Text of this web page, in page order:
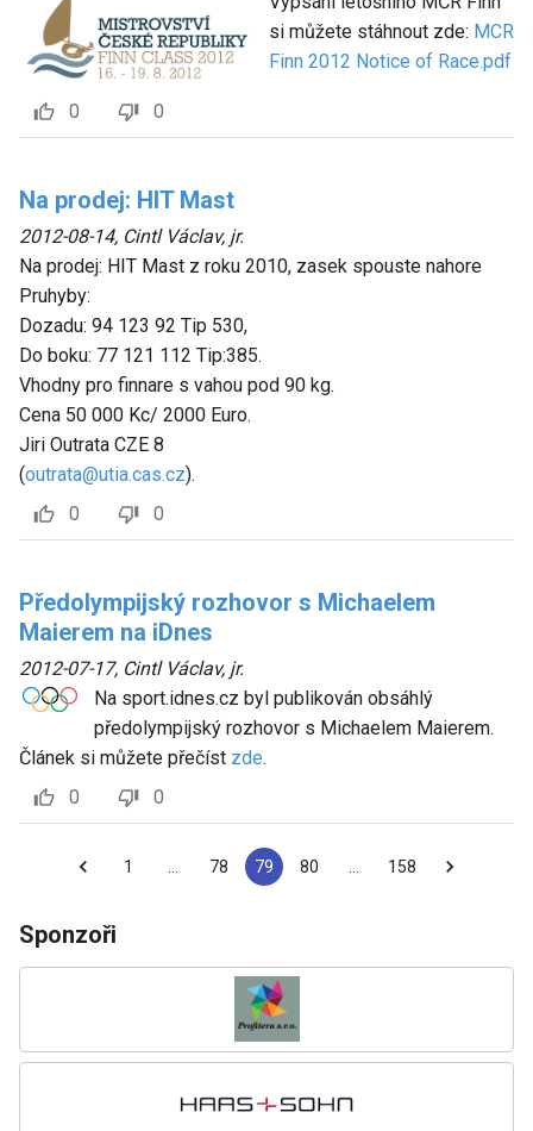
si můžete stáhnout zde: MCR
Finn 2012 Notice of Race.pdf
0 0
Na prodej: HIT Mast
2012-08-14, Cintl Václav, jr.
Na prodej: HIT Mast z roku 2010, zasek spouste nahore
Pruhyby:
Dozadu: 94 123 92 Tip 530,
Do boku: 77 121 112 Tip:385.
Vhodny pro finnare s vahou pod 90 kg.
Cena 50 000 Kc/ 2000 Euro.
Jiri Outrata CZE 8
(outrata@utia.cas.cz).
0
0
Předolympijský rozhovor s Michaelem
Maierem na iDnes
2012-07-17, Cintl Václav, jr.
Na sport.idnes.cz byl publikován obsáhlý
předolympijský rozhovor s Michaelem Maierem.
Článek si můžete přečíst zde.
0
0
1 78 79 80 158
Sponzoři